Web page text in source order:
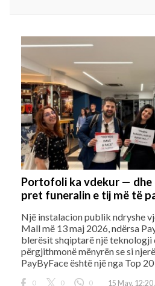
Portofoli ka vdekur — dhe
pret funeralin e tij më të
Një instalacion publik ndryshe
Mall më 13 maj 2026, ndërsa
blerësit shqiptarë një teknologji
përgjithmonë mënyrën se si
PayByFace është një nga Top
0 0 0 15 May, 12:20